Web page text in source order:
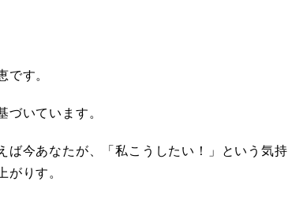
です。
づいています。
ば今あなたが、「私こうしたい！」という気持
がりす。